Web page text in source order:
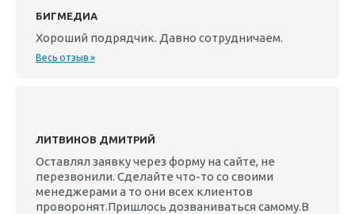
БИГМЕДИА
Хороший подрядчик. Давно сотрудничаем.
Весь отзыв »
ЛИТВИНОВ ДМИТРИЙ
Оставлял заявку через форму на сайте, не
перезвонили. Сделайте что-то со своими
менеджерами а то они всех клиентов
проворонят.Пришлось дозваниваться самому.В